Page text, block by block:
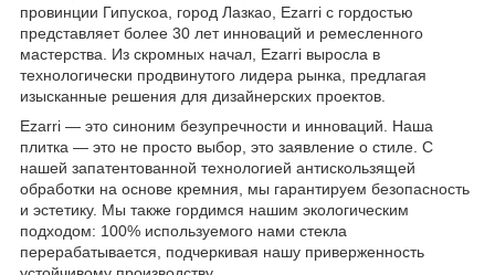
провинции Гипускоа, город Лазкао, Ezarri с гордостью
представляет более 30 лет инноваций и ремесленного
мастерства. Из скромных начал, Ezarri выросла в
технологически продвинутого лидера рынка, предлагая
изысканные решения для дизайнерских проектов.
Ezarri — это синоним безупречности и инноваций. Наша
плитка — это не просто выбор, это заявление о стиле. С
нашей запатентованной технологией антискользящей
обработки на основе кремния, мы гарантируем безопасность
и эстетику. Мы также гордимся нашим экологическим
подходом: 100% используемого нами стекла
перерабатывается, подчеркивая нашу приверженность